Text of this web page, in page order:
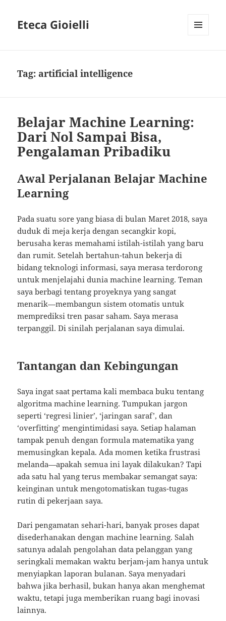
Eteca Gioielli
Tag: artificial intelligence
Belajar Machine Learning:
Dari Nol Sampai Bisa,
Pengalaman Pribadiku
Awal Perjalanan Belajar Machine
Learning
Pada suatu sore yang biasa di bulan Maret 2018, saya
duduk di meja kerja dengan secangkir kopi,
berusaha keras memahami istilah-istilah yang baru
dan rumit. Setelah bertahun-tahun bekerja di
bidang teknologi informasi, saya merasa terdorong
untuk menjelajahi dunia machine learning. Teman
saya berbagi tentang proyeknya yang sangat
menarik—membangun sistem otomatis untuk
memprediksi tren pasar saham. Saya merasa
terpanggil. Di sinilah perjalanan saya dimulai.
Tantangan dan Kebingungan
Saya ingat saat pertama kali membaca buku tentang
algoritma machine learning. Tumpukan jargon
seperti ‘regresi linier’, ‘jaringan saraf’, dan
‘overfitting’ mengintimidasi saya. Setiap halaman
tampak penuh dengan formula matematika yang
memusingkan kepala. Ada momen ketika frustrasi
melanda—apakah semua ini layak dilakukan? Tapi
ada satu hal yang terus membakar semangat saya:
keinginan untuk mengotomatiskan tugas-tugas
rutin di pekerjaan saya.
Dari pengamatan sehari-hari, banyak proses dapat
disederhanakan dengan machine learning. Salah
satunya adalah pengolahan data pelanggan yang
seringkali memakan waktu berjam-jam hanya untuk
menyiapkan laporan bulanan. Saya menyadari
bahwa jika berhasil, bukan hanya akan menghemat
waktu, tetapi juga memberikan ruang bagi inovasi
lainnya.